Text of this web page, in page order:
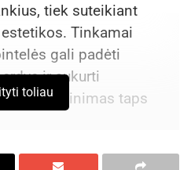
visai paprastai. Kepta
patiekta su keptomis
ryžiais, ji yra labai
J.
3 portugališkus
krantų.
tiek suteikiant
Tinkamai
gali padėti
ir sukurti
gaminimas taps
toliau